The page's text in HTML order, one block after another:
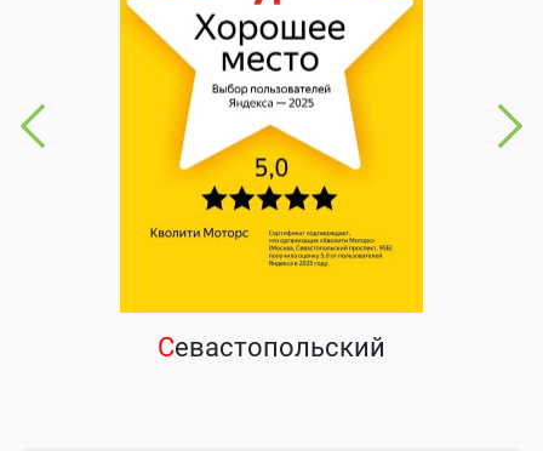
Севастопольский